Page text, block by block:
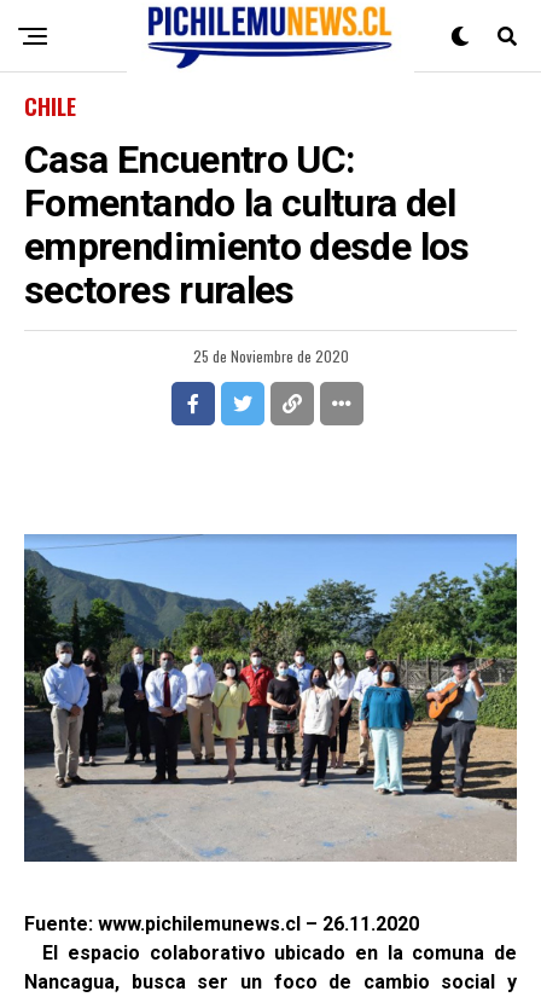
CHILE
Casa Encuentro UC:
Fomentando la cultura del
emprendimiento desde los
sectores rurales
25 de Noviembre de 2020
Fuente: www.pichilemunews.cl – 26.11.2020
El espacio colaborativo ubicado en la comuna de
Nancagua, busca ser un foco de cambio social y